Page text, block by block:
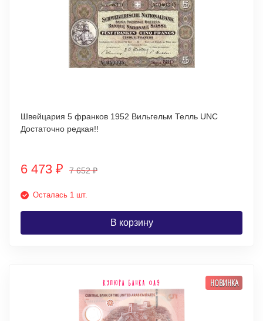
Швейцария 5 франков 1952 Вильгельм Телль UNC
Достаточно редкая!!
6 473 ₽ 7 652₽
Осталась 1 шт.
В корзину
НОВИНКА